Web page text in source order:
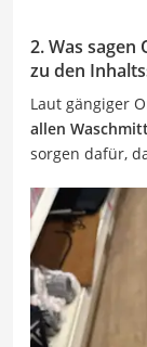
2. Was
zu den
Laut gängiger
allen
sorgen dafür,